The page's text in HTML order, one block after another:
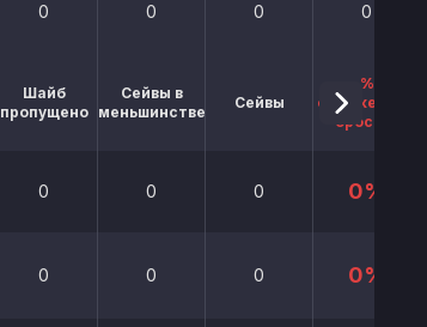
0 0 0 0
Шайб
пропущено
Сейвы в
меньшинстве
Сейвы
%
отраженных
бросков
0 0 0 0%
0 0 0 0%